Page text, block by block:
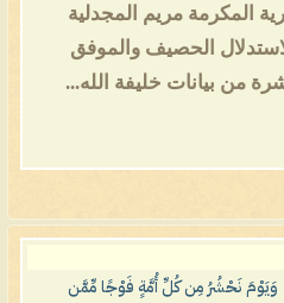
المكرمة مريم المجدلية
الحصيف والموفق
من بيانات خليفة الله...
وَيَوْمَ نَحْشُرُ مِن كُلِّ أُمَّةٍ فَوْجًا مِّمَّن